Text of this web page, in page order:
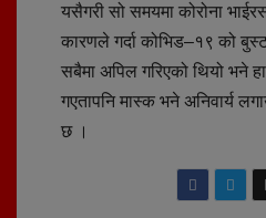
यसैगरी सो समयमा कोरोना
कारणले गर्दा कोभिड–१९ को
सबैमा अपिल गरिएको थियो भने
गएतापनि मास्क भने अनिवार्य
छ ।